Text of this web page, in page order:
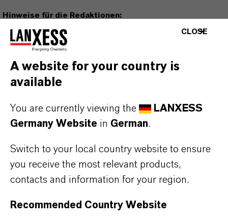
Hinweise für die Redaktionen:
Alle LANXESS Presse-Informationen sowie die dazugehörigen
Fotos finden Sie unter
vom Vorstand sowie weiteres Bildmaterial zu LANXESS stehen
Ihnen zur Verfügung unter:
Weitere Informationen rund um die Chemie von LANXESS finden
Sie unterhttps://lanxess.com/de-DE/Presse/Storys
FOLLOW US
Facebook
CLOSE
A website for your country is
available
You are currently viewing the
LANXESS
Germany Website in German.
Switch to your local country website to ensure
you receive the most relevant products,
contacts and information for your region.
Recommended Country Website